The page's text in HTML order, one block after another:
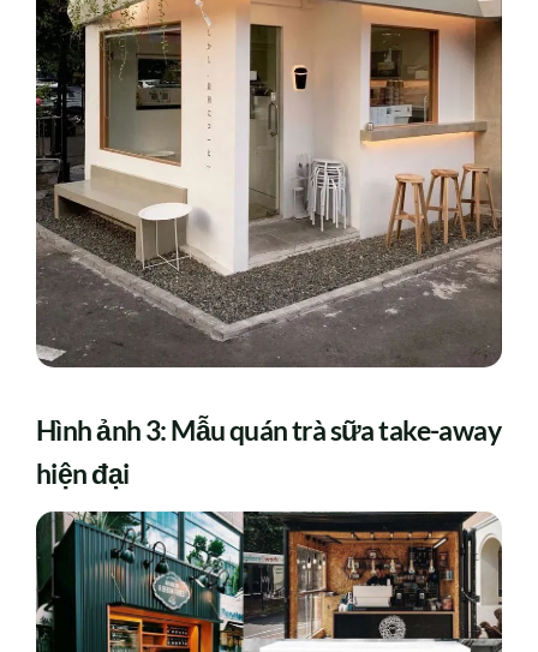
Hình ảnh 3: Mẫu quán trà sữa take-away
hiện đại